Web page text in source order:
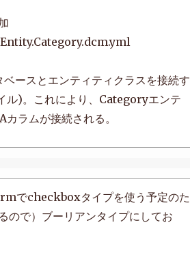
ースとエンティティクラスを接続す
)。これにより、Categoryエンテ
ラムが接続される。
でcheckboxタイプを使う予定のた
ので）ブーリアンタイプにしてお